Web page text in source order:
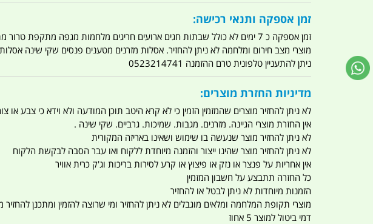
זמן אספקה ותנאי רכישה:
זמן אספקה כ 7 ימים לא כולל שבתות חגים ארועים חריגים מלחמות מגפה מתקפת טרור מתקפת מחשבים
מוצרי מצב חירום ומלחמה לא ניתן להחזיר. אסלות מזרנים מטענים פנסים שקי שינה
ניתן להתעניין טלפונית טרם ההזמנה 0523214741
מדיניות החזרת מוצרים:
לא ניתן להחזיר מוצרים שהמזמין הזמין כי לא קרא היטב תוכן המודעה ולא וידא כי צבע
אין החזרת מוצרי הגיינה. מזרנים. מגבות. שמיכות. גרביים. שקי שינה .
לא ניתן להחזיר מוצר שנעשה בו שימוש ושאינו באריזה המקורית
לא ניתן להחזיר מוצר שהינו ייצור והזמנה מיוחדת ללקוח ואו עבר הסבה לבקשת הלקוח
אין אחריות על פנצר או נזק או פיצוץ או קרע לסירות בריכות וג'ק כרית אוויר
כל החזרה תתבצע על חשבון המזמין
הזמנות מיוחדות לא ניתן לבטל או להחזיר
מוצרי תקופת המלחמה ומלאים מוגבלים לא ניתן להחזיר ומי שרוצה להזמין ומתכנן להחזיר
דמי ביטול למוצר 5 אחוז